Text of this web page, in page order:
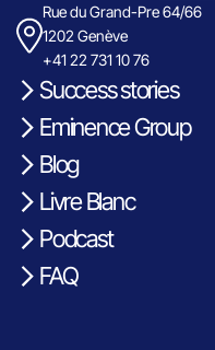
Rue du Grand-Pre 64/66
1202 Genève
+41 22 731 10 76
Success stories
Eminence Group
Blog
Livre Blanc
Podcast
FAQ